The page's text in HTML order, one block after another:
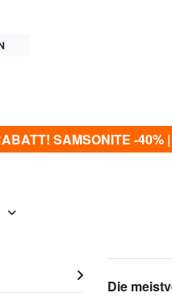
SAMSONITE -40%
Die